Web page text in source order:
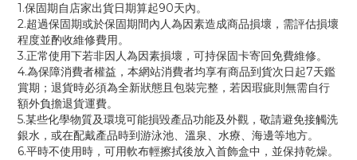
1.保固期自店家出貨日期算起90天內。
2.超過保固期或於保固期間內人為因素造成商品損壞，需評估損壞
程度並酌收維修費用。
3.正常使用下若非因人為因素損壞，可持保固卡寄回免費維修。
4.為保障消費者權益，本網站消費者均享有商品到貨次日起7天鑑
賞期；退貨時必須為全新狀態且包裝完整，若因瑕疵則無需自行
額外負擔退貨運費。
5.某些化學物質及環境可能損毀產品功能及外觀，敬請避免接觸洗
銀水，或在配戴產品時到游泳池、溫泉、水療、海邊等地方。
6.平時不使用時，可用軟布輕擦拭後放入首飾盒中，並保持乾燥。